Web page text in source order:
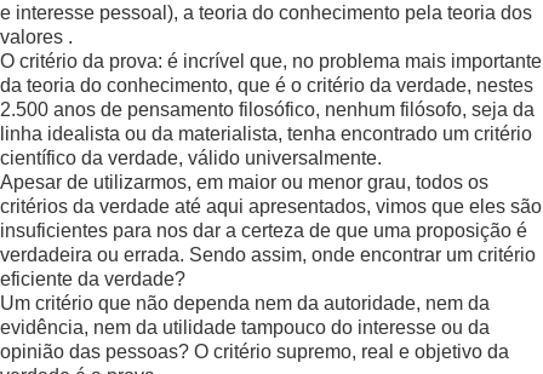
e interesse pessoal), a teoria do conhecimento pela teoria dos
valores .
O critério da prova: é incrível que, no problema mais importante
da teoria do conhecimento, que é o critério da verdade, nestes
2.500 anos de pensamento filosófico, nenhum filósofo, seja da
linha idealista ou da materialista, tenha encontrado um critério
científico da verdade, válido universalmente.
Apesar de utilizarmos, em maior ou menor grau, todos os
critérios da verdade até aqui apresentados, vimos que eles são
insuficientes para nos dar a certeza de que uma proposição é
verdadeira ou errada. Sendo assim, onde encontrar um critério
eficiente da verdade?
Um critério que não dependa nem da autoridade, nem da
evidência, nem da utilidade tampouco do interesse ou da
opinião das pessoas? O critério supremo, real e objetivo da